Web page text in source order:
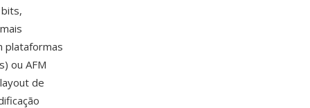
plataformas
ou AFM
de